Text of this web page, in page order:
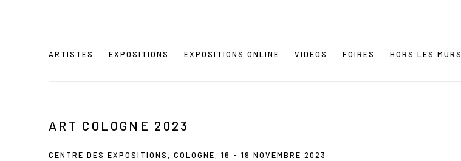
ARTISTES EXPOSITIONS EXPOSITIONS ONLINE VIDÉOS FOIRES HORS LES MURS
ART COLOGNE 2023
CENTRE DES EXPOSITIONS, COLOGNE, 16 - 19 NOVEMBRE 2023